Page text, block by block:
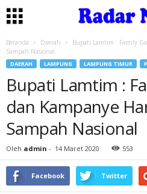
Beranda Daerah
Bupati Lamtim : Family
Sampah Nasional
DAERAH LAMPUNG LAMPUNG TIMUR
Bupati Lamtim :
dan Kampanye
Sampah Nasional
Oleh admin - 14 Maret 2020 553
Facebook Twitter